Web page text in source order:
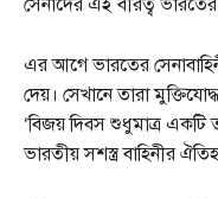
এর আগে ভারতের
দেয়। সেখানে তারা
‘বিজয় দিবস শুধুমাত্র
ভারতীয় সশস্ত্র বাহিনীর